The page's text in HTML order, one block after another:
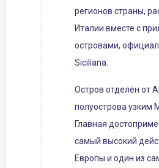
регионов страны,
Италии вместе с
островами,
Siciliana.
Остров отделён от
полуострова узким
Главная
самый высокий
Европы и один из